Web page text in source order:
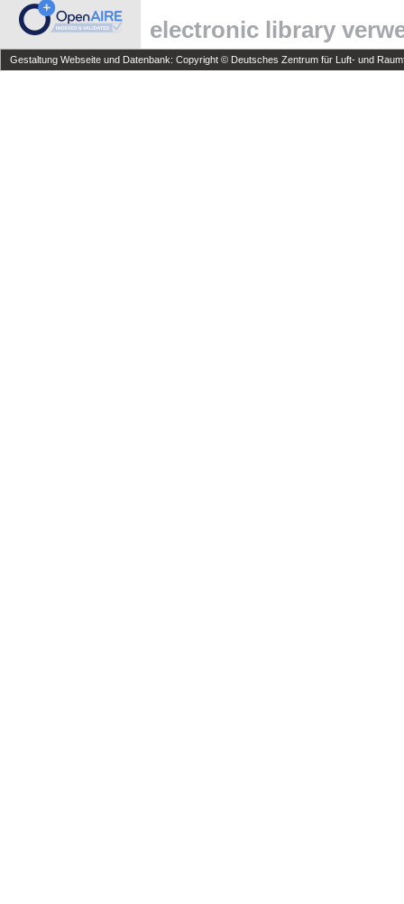
electronic library
Gestaltung Webseite und Datenbank: Copyright © Deutsches Zentrum für Luft- und